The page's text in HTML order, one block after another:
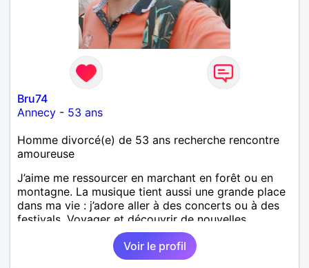
Bru74
Annecy - 53 ans
Homme divorcé(e) de 53 ans recherche rencontre
amoureuse
J’aime me ressourcer en marchant en forêt ou en
montagne. La musique tient aussi une grande place
dans ma vie : j’adore aller à des concerts ou à des
festivals. Voyager et découvrir de nouvelles
cultures, c’est ce qui m’inspire le plus. J’aimerais
rencontrer quelqu’un avec qui partager ces
moments simples et sincères.
Voir le profil